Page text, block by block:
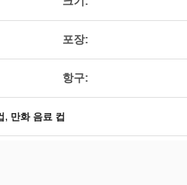
포장:
항구:
, 만화 음료 컵